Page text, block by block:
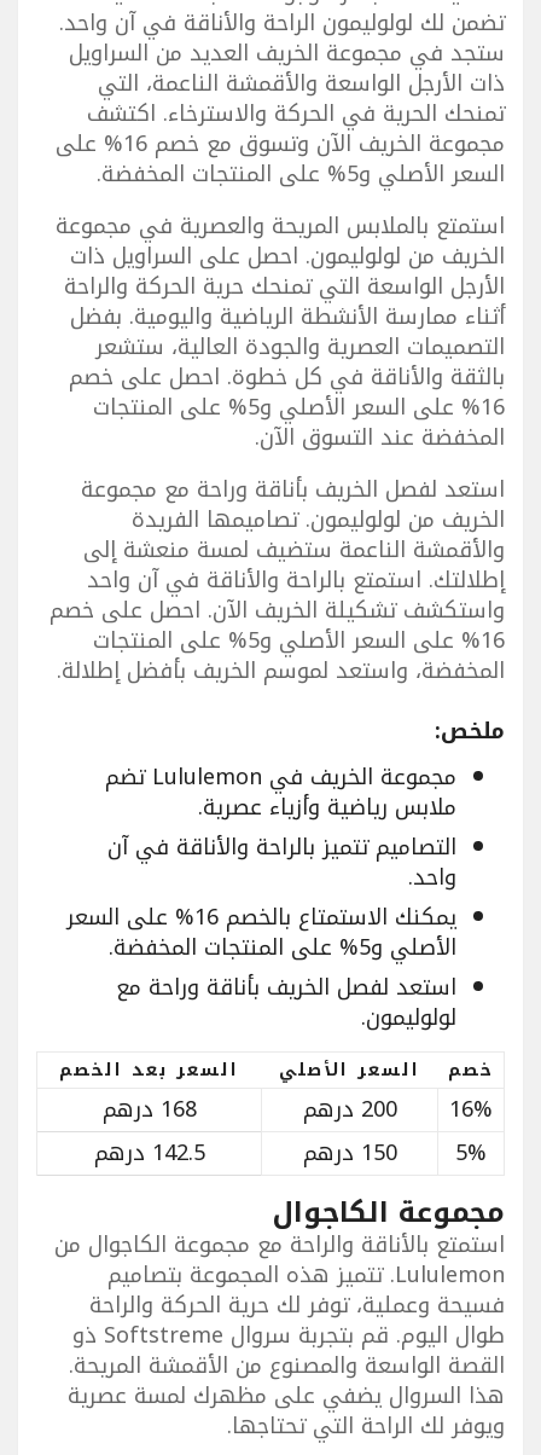
تضمن لك لولوليمون الراحة والأناقة في آن واحد.
ستجد في مجموعة الخريف العديد من السراويل
ذات الأرجل الواسعة والأقمشة الناعمة، التي
تمنحك الحرية في الحركة والاسترخاء. اكتشف
مجموعة الخريف الآن وتسوق مع خصم 16% على
السعر الأصلي و5% على المنتجات المخفضة.
استمتع بالملابس المريحة والعصرية في مجموعة
الخريف من لولوليمون. احصل على السراويل ذات
الأرجل الواسعة التي تمنحك حرية الحركة والراحة
أثناء ممارسة الأنشطة الرياضية واليومية. بفضل
التصميمات العصرية والجودة العالية، ستشعر
بالثقة والأناقة في كل خطوة. احصل على خصم
16% على السعر الأصلي و5% على المنتجات
المخفضة عند التسوق الآن.
استعد لفصل الخريف بأناقة وراحة مع مجموعة
الخريف من لولوليمون. تصاميمها الفريدة
والأقمشة الناعمة ستضيف لمسة منعشة إلى
إطلالتك. استمتع بالراحة والأناقة في آن واحد
واستكشف تشكيلة الخريف الآن. احصل على خصم
16% على السعر الأصلي و5% على المنتجات
المخفضة، واستعد لموسم الخريف بأفضل إطلالة.
ملخص:
مجموعة الخريف في Lululemon تضم
ملابس رياضية وأزياء عصرية.
التصاميم تتميز بالراحة والأناقة في آن
واحد.
يمكنك الاستمتاع بالخصم 16% على السعر
الأصلي و5% على المنتجات المخفضة.
استعد لفصل الخريف بأناقة وراحة مع
لولوليمون.
خصم السعر الأصلي السعر بعد الخصم
16% 200 درهم
168 درهم
5%
150 درهم 142.5 درهم
مجموعة الكاجوال
استمتع بالأناقة والراحة مع مجموعة الكاجوال من
Lululemon. تتميز هذه المجموعة بتصاميم
فسيحة وعملية، توفر لك حرية الحركة والراحة
طوال اليوم. قم بتجربة سروال Softstreme ذو
القصة الواسعة والمصنوع من الأقمشة المريحة.
هذا السروال يضفي على مظهرك لمسة عصرية
ويوفر لك الراحة التي تحتاجها.